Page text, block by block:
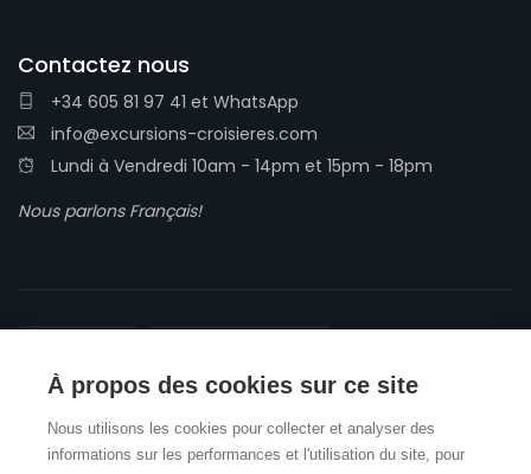
Contactez nous
+34 605 81 97 41 et WhatsApp
info@excursions-croisieres.com
Lundi à Vendredi 10am - 14pm et 15pm - 18pm
Nous parlons Français!
Conditions générales
Politique en matière de cookies
Avis legal
Contrat
© 2026 Shore2Shore
À propos des cookies sur ce site
Nous utilisons les cookies pour collecter et analyser des
informations sur les performances et l'utilisation du site, pour